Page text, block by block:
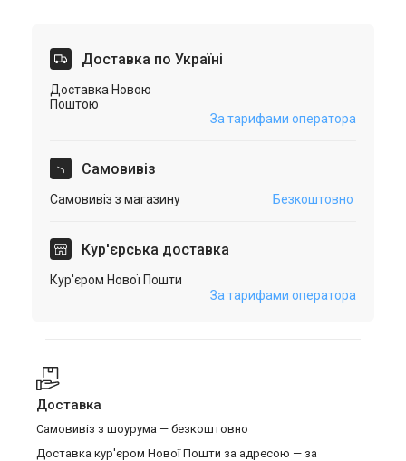
Доставка по Україні
Доставка Новою
Поштою
За тарифами оператора
Самовивіз
Самовивіз з магазину Безкоштовно
Кур'єрська доставка
Кур'єром Нової Пошти
За тарифами оператора
Доставка
Самовивіз з шоурума — безкоштовно
Доставка кур'єром Нової Пошти за адресою — за